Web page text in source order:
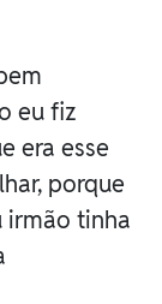
eu fiz
era esse
porque
irmão tinha